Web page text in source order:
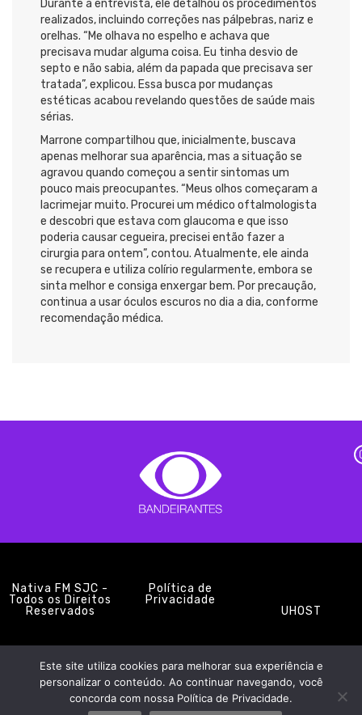
Durante a entrevista, ele detalhou os procedimentos
realizados, incluindo correções nas pálpebras, nariz e
orelhas. “Me olhava no espelho e achava que
precisava mudar alguma coisa. Eu tinha desvio de
septo e não sabia, além da papada que precisava ser
tratada”, explicou. Essa busca por mudanças
estéticas acabou revelando questões de saúde mais
sérias.
Marrone compartilhou que, inicialmente, buscava
apenas melhorar sua aparência, mas a situação se
agravou quando começou a sentir sintomas um
pouco mais preocupantes. “Meus olhos começaram a
lacrimejar muito. Procurei um médico oftalmologista
e descobri que estava com glaucoma e que isso
poderia causar cegueira, precisei então fazer a
cirurgia para ontem”, contou. Atualmente, ele ainda
se recupera e utiliza colírio regularmente, embora se
sinta melhor e consiga enxergar bem. Por precaução,
continua a usar óculos escuros no dia a dia, conforme
recomendação médica.
Nativa FM SJC -
Todos os Direitos
Reservados
Política de
Privacidade
UHOST
PROMOÇÕES EQUIPE NOTÍCIAS CONTATO
Este site utiliza cookies para melhorar sua experiência e
personalizar o conteúdo. Ao continuar navegando, você
concorda com nossa Política de Privacidade.